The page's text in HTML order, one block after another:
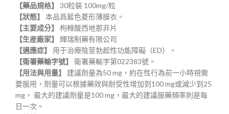
【藥品規格】
30粒裝 100mg/粒
【狀態】
本品爲藍色菱形薄膜衣。
【主要成分】
枸橼酸西地那非片
【生産廠家】
輝瑞制藥有限公司
【適應症】
用于治療陰莖勃起性功能障礙（ED）。
【衛署藥輸字號】
衛署藥輸字第022383號。
【用法與用量】
建議劑量為50 mg，約在性行為前一小時視需
要服用，劑量可以根據藥效與耐受性增加到100 mg或減少到25
mg， 最大的建議劑量是100 mg，最大的建議服藥頻率則是每
日一次。